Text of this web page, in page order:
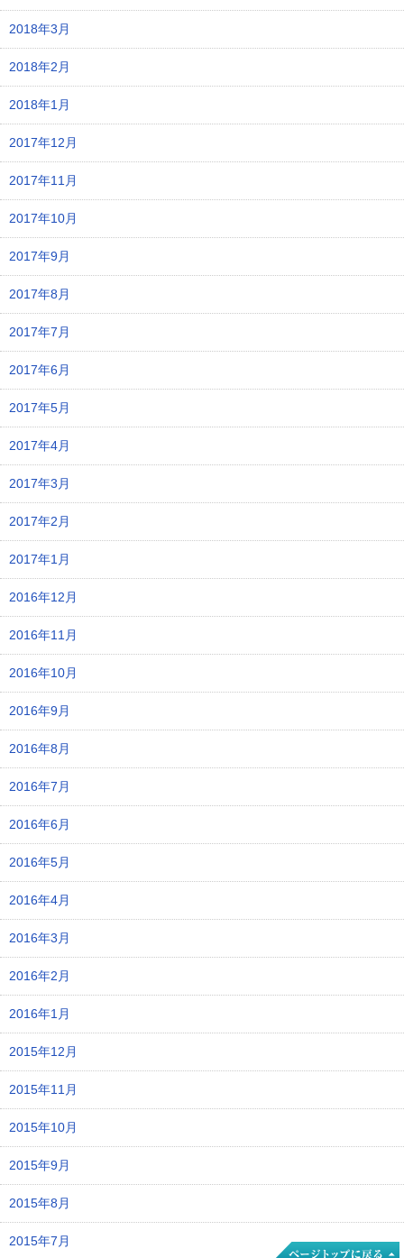
2018年3月
2018年2月
2018年1月
2017年12月
2017年11月
2017年10月
2017年9月
2017年8月
2017年7月
2017年6月
2017年5月
2017年4月
2017年3月
2017年2月
2017年1月
2016年12月
2016年11月
2016年10月
2016年9月
2016年8月
2016年7月
2016年6月
2016年5月
2016年4月
2016年3月
2016年2月
2016年1月
2015年12月
2015年11月
2015年10月
2015年9月
2015年8月
2015年7月